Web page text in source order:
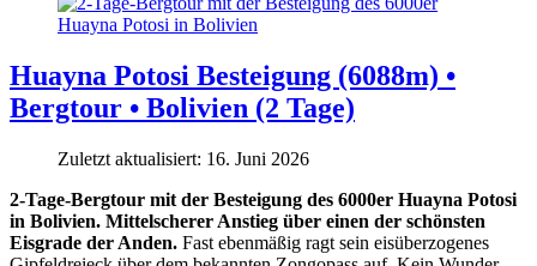
Huayna Potosi Besteigung (6088m) •
Bergtour • Bolivien (2 Tage)
Zuletzt aktualisiert: 16. Juni 2026
2-Tage-Bergtour mit der Besteigung des 6000er Huayna Potosi
in Bolivien. Mittelscherer Anstieg über einen der schönsten
Eisgrade der Anden. Fast ebenmäßig ragt sein eisüberzogenes